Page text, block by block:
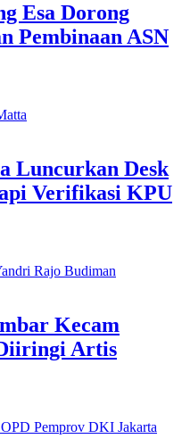
Esa Dorong
Pembinaan ASN
Luncurkan Desk
Verifikasi KPU
Kecam
Artis